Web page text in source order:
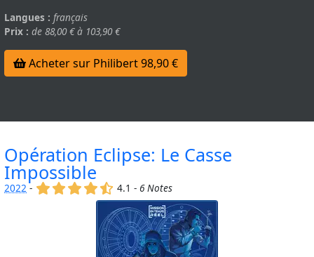
Langues : français
Prix : de 88,00 € à 103,90 €
Acheter sur Philibert 98,90 €
Opération Eclipse: Le Casse
Impossible
2022 - (x) (x) (x) (x) (,)
4.1 - 6 Notes